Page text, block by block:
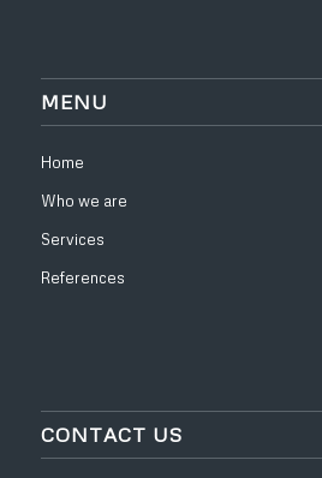
MENU
Home
Who we are
Services
References
CONTACT US